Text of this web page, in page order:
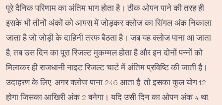
पूरे दैनिक परिणाम का अंतिम भाग होता है। ठीक ओपन पाने की तरह ही
इसके भी तीनों अंकों को आपस में जोड़कर क्लोज का सिंगल अंक निकाला
जाता है जो जोड़ी के दाहिनी तरफ बैठता है। जब यह क्लोज पाना आ जाता
है, तब उस दिन का पूरा रिजल्ट मुकम्मल होता है और इन दोनों पन्नों को
मिलाकर ही राजधानी नाइट रिजल्ट चार्ट में अंतिम प्रविष्टि की जाती है।
उदाहरण के लिए, अगर क्लोज पाना 246 आता है, तो इसका कुल योग 12
होगा जिसका आखिरी अंक 2 बनेगा। यदि उसी दिन का ओपन अंक 4 था,